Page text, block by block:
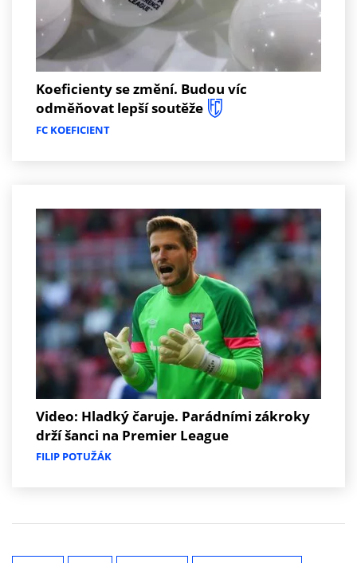
Koeficienty se změní. Budou víc
odměňovat lepší soutěže
FC KOEFICIENT
Video: Hladký čaruje. Parádními zákroky
drží šanci na Premier League
FILIP POTUŽÁK